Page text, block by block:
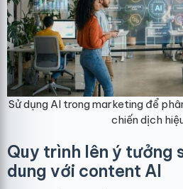
Sử dụng AI trong marketing để
chiến dịch
Quy trình lên ý tưởng
dung với content AI